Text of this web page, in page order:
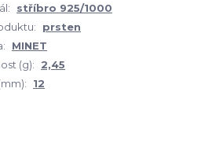
stříbro 925/1000
prsten
MINET
(g):
2,45
12